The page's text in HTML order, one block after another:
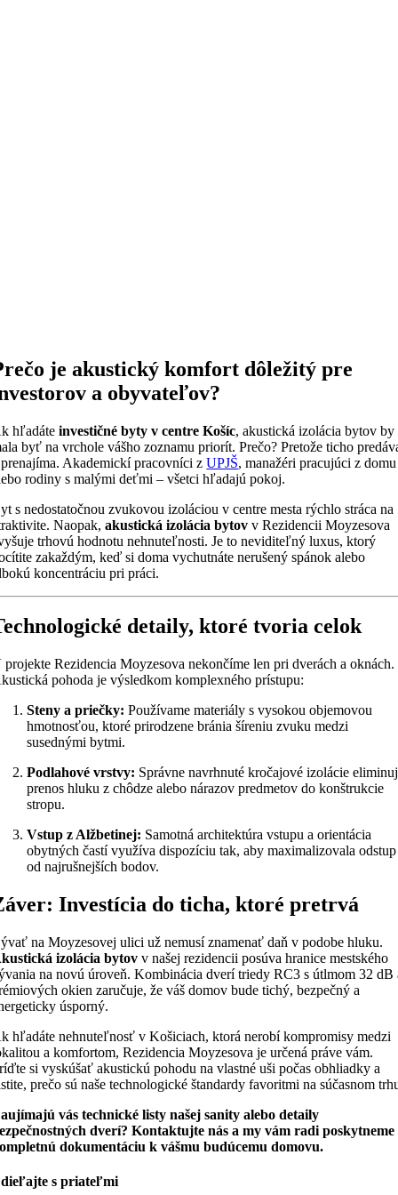
je akustický komfort dôležitý pre
a obyvateľov?
hľadáteinvestičné byty v centre Košíc, akustická izolácia bytov by
byť na vrchole vášho zoznamu priorít. Prečo? Pretože ticho
Akademickí pracovníci zUPJŠ, manažéri pracujúci z domu
rodiny s malými deťmi – všetci hľadajú pokoj.
s nedostatočnou zvukovou izoláciou v centre mesta rýchlo stráca na
Naopak,akustická izolácia bytov v Rezidencii Moyzesova
trhovú hodnotu nehnuteľnosti. Je to neviditeľný luxus, ktorý
zakaždým, keď si doma vychutnáte nerušený spánok alebo
koncentráciu pri práci.
detaily, ktoré tvoria celok
projekte Rezidencia Moyzesova nekončíme len pri dverách a oknách.
pohoda je výsledkom komplexného prístupu:
Steny a priečky: Používame materiály s vysokou objemovou
hmotnosťou, ktoré prirodzene bránia šíreniu zvuku medzi
susednými bytmi.
Podlahové vrstvy: Správne navrhnuté kročajové izolácie
prenos hluku z chôdze alebo nárazov predmetov do konštrukcie
stropu.
Vstup z Alžbetinej: Samotná architektúra vstupu a orientácia
obytných častí využíva dispozíciu tak, aby maximalizovala odstup
od najrušnejších bodov.
Investícia do ticha, ktoré pretrvá
na Moyzesovej ulici už nemusí znamenať daň v podobe hluku.
izolácia bytov v našej rezidencii posúva hranice mestského
na novú úroveň. Kombinácia dverí triedy RC3 s útlmom 32 dB
okien zaručuje, že váš domov bude tichý, bezpečný a
úsporný.
hľadáte nehnuteľnosť v Košiciach, ktorá nerobí kompromisy medzi
a komfortom, Rezidencia Moyzesova je určená práve vám.
si vyskúšať akustickú pohodu na vlastné uši počas obhliadky a
prečo sú naše technologické štandardy favoritmi na súčasnom
vás technické listy našej sanity alebo detaily
dverí? Kontaktujte nás a my vám radi poskytneme
dokumentáciu k vášmu budúcemu domovu.
s priateľmi